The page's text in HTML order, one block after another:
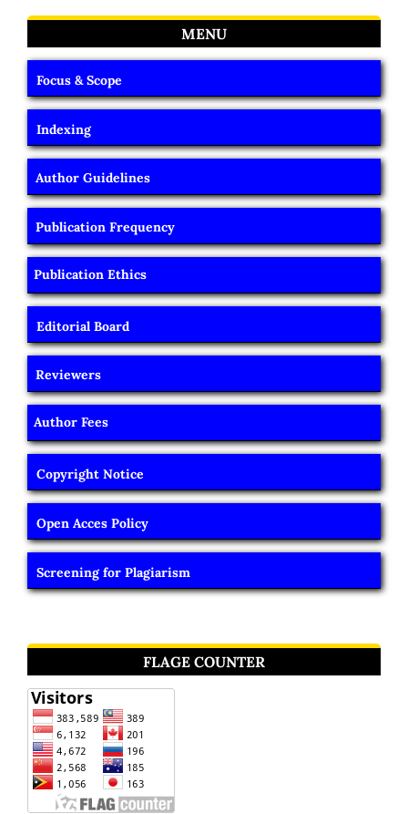
MENU
Focus & Scope
Indexing
Author Guidelines
Publication Frequency
Publication Ethics
Editorial Board
Reviewers
Author Fees
Copyright Notice
Open Acces Policy
Screening for Plagiarism
FLAGE COUNTER